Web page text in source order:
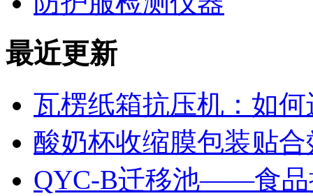
最近更新
瓦楞纸箱抗压机：如
酸奶杯收缩膜包装贴
QYC-B迁移池——食品